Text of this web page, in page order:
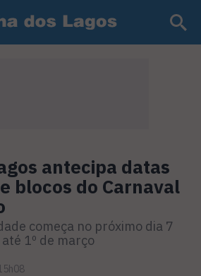
antecipa datas
blocos do Carnaval
começa no próximo dia 7
1º de março